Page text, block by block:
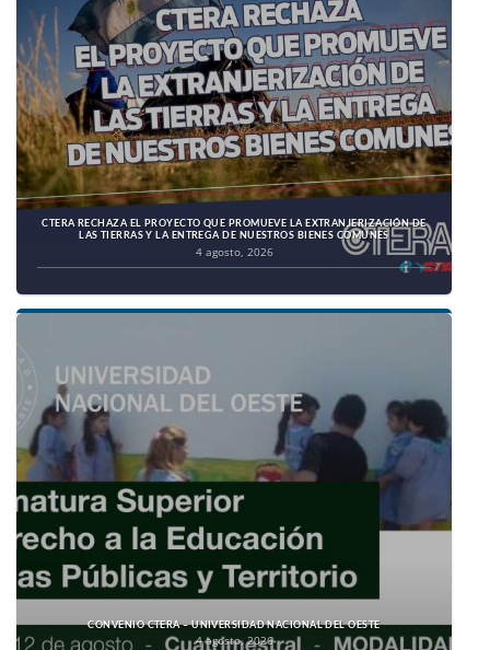
CTERA RECHAZA EL PROYECTO QUE PROMUEVE LA EXTRANJERIZACIÓN DE
LAS TIERRAS Y LA ENTREGA DE NUESTROS BIENES COMUNES
4 agosto, 2026
CONVENIO CTERA – UNIVERSIDAD NACIONAL DEL OESTE
4 agosto, 2026